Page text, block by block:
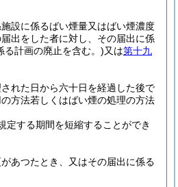
設に係るばい煙量又はばい煙濃度
出をした者に対し、その届出に係
る計画の廃止を含む。)又は第十九
れた日から六十日を経過した後で
方法若しくはばい煙の処理の方法
定する期間を短縮することができ
あつたとき、又はその届出に係る